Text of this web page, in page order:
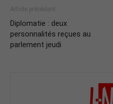
Article précédant
Diplomatie : deux
personnalités reçues au
parlement jeudi